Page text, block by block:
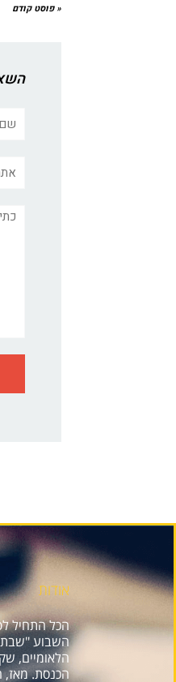
« פוסט קודם
אודות
השבוע
הלאומיים,
הכנסת. מאז,